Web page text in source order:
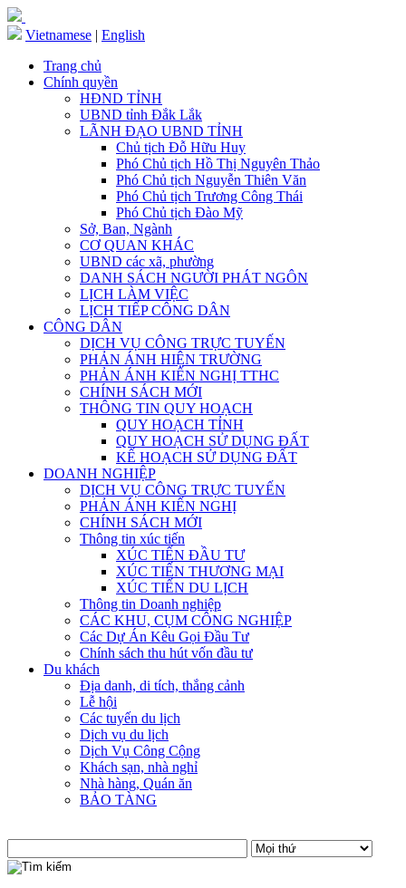
Vietnamese | English
Trang chủ
Chính quyền
HĐND TỈNH
UBND tỉnh Đắk Lắk
LÃNH ĐẠO UBND TỈNH
Chủ tịch Đỗ Hữu Huy
Phó Chủ tịch Hồ Thị Nguyên Thảo
Phó Chủ tịch Nguyễn Thiên Văn
Phó Chủ tịch Trương Công Thái
Phó Chủ tịch Đào Mỹ
Sở, Ban, Ngành
CƠ QUAN KHÁC
UBND các xã, phường
DANH SÁCH NGƯỜI PHÁT NGÔN
LỊCH LÀM VIỆC
LỊCH TIẾP CÔNG DÂN
CÔNG DÂN
DỊCH VỤ CÔNG TRỰC TUYẾN
PHẢN ÁNH HIỆN TRƯỜNG
PHẢN ÁNH KIẾN NGHỊ TTHC
CHÍNH SÁCH MỚI
THÔNG TIN QUY HOẠCH
QUY HOẠCH TỈNH
QUY HOẠCH SỬ DỤNG ĐẤT
KẾ HOẠCH SỬ DỤNG ĐẤT
DOANH NGHIỆP
DỊCH VỤ CÔNG TRỰC TUYẾN
PHẢN ÁNH KIẾN NGHỊ
CHÍNH SÁCH MỚI
Thông tin xúc tiến
XÚC TIẾN ĐẦU TƯ
XÚC TIẾN THƯƠNG MẠI
XÚC TIẾN DU LỊCH
Thông tin Doanh nghiệp
CÁC KHU, CỤM CÔNG NGHIỆP
Các Dự Án Kêu Gọi Đầu Tư
Chính sách thu hút vốn đầu tư
Du khách
Địa danh, di tích, thắng cảnh
Lễ hội
Các tuyến du lịch
Dịch vụ du lịch
Dịch Vụ Công Cộng
Khách sạn, nhà nghỉ
Nhà hàng, Quán ăn
BẢO TÀNG